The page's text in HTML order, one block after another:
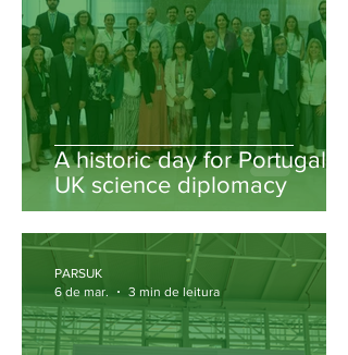
A historic day for Portugal–
UK science diplomacy
PARSUK
6 de mar.
3 min de leitura